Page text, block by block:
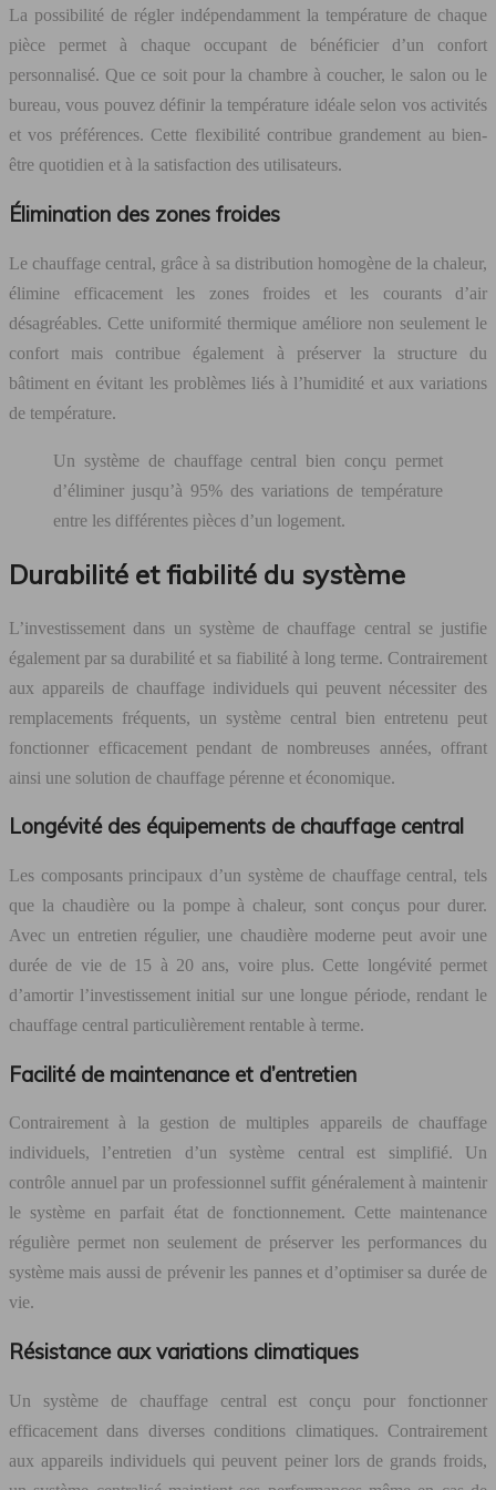
La possibilité de régler indépendamment la température de chaque
pièce permet à chaque occupant de bénéficier d’un confort
personnalisé. Que ce soit pour la chambre à coucher, le salon ou le
bureau, vous pouvez définir la température idéale selon vos activités
et vos préférences. Cette flexibilité contribue grandement au bien-
être quotidien et à la satisfaction des utilisateurs.
Élimination des zones froides
Le chauffage central, grâce à sa distribution homogène de la chaleur,
élimine efficacement les zones froides et les courants d’air
désagréables. Cette uniformité thermique améliore non seulement le
confort mais contribue également à préserver la structure du
bâtiment en évitant les problèmes liés à l’humidité et aux variations
de température.
Un système de chauffage central bien conçu permet
d’éliminer jusqu’à 95% des variations de température
entre les différentes pièces d’un logement.
Durabilité et fiabilité du système
L’investissement dans un système de chauffage central se justifie
également par sa durabilité et sa fiabilité à long terme. Contrairement
aux appareils de chauffage individuels qui peuvent nécessiter des
remplacements fréquents, un système central bien entretenu peut
fonctionner efficacement pendant de nombreuses années, offrant
ainsi une solution de chauffage pérenne et économique.
Longévité des équipements de chauffage central
Les composants principaux d’un système de chauffage central, tels
que la chaudière ou la pompe à chaleur, sont conçus pour durer.
Avec un entretien régulier, une chaudière moderne peut avoir une
durée de vie de 15 à 20 ans, voire plus. Cette longévité permet
d’amortir l’investissement initial sur une longue période, rendant le
chauffage central particulièrement rentable à terme.
Facilité de maintenance et d’entretien
Contrairement à la gestion de multiples appareils de chauffage
individuels, l’entretien d’un système central est simplifié. Un
contrôle annuel par un professionnel suffit généralement à maintenir
le système en parfait état de fonctionnement. Cette maintenance
régulière permet non seulement de préserver les performances du
système mais aussi de prévenir les pannes et d’optimiser sa durée de
vie.
Résistance aux variations climatiques
Un système de chauffage central est conçu pour fonctionner
efficacement dans diverses conditions climatiques. Contrairement
aux appareils individuels qui peuvent peiner lors de grands froids,